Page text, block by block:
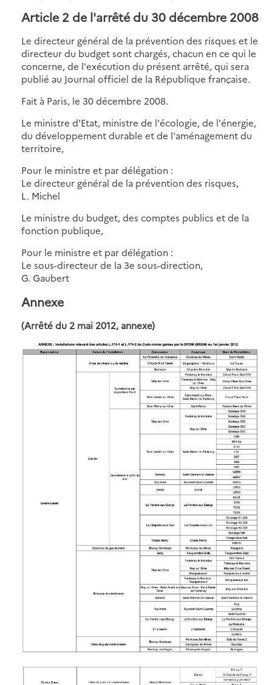
Article 2 de l'arrêté du 30 décembre 2008
Le directeur général de la prévention des risques et le
directeur du budget sont chargés, chacun en ce qui le
concerne, de l'exécution du présent arrêté, qui sera
publié au Journal officiel de la République française.
Fait à Paris, le 30 décembre 2008.
Le ministre d'Etat, ministre de l'écologie, de l'énergie,
du développement durable et de l'aménagement du
territoire,
Pour le ministre et par délégation :
Le directeur général de la prévention des risques,
L. Michel
Le ministre du budget, des comptes publics et de la
fonction publique,
Pour le ministre et par délégation :
Le sous-directeur de la 3e sous-direction,
G. Gaubert
Annexe
(Arrêté du 2 mai 2012, annexe)